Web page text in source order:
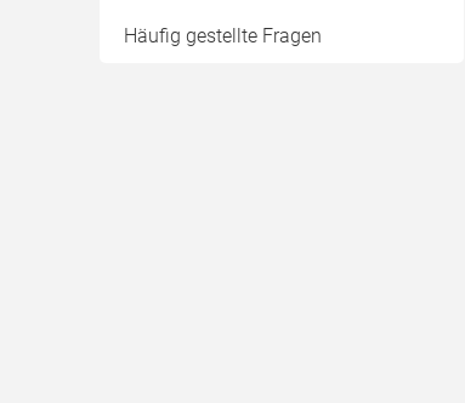
Häufig gestellte Fragen